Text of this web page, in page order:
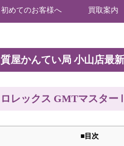
初めてのお客様へ 買取案内
質屋かんてい局 小山店最
ロレックス GMTマスタ
■目次